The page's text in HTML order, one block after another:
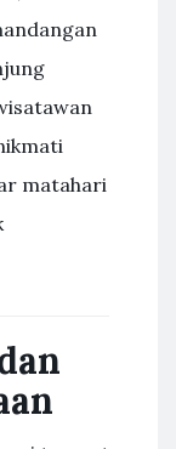
matahari